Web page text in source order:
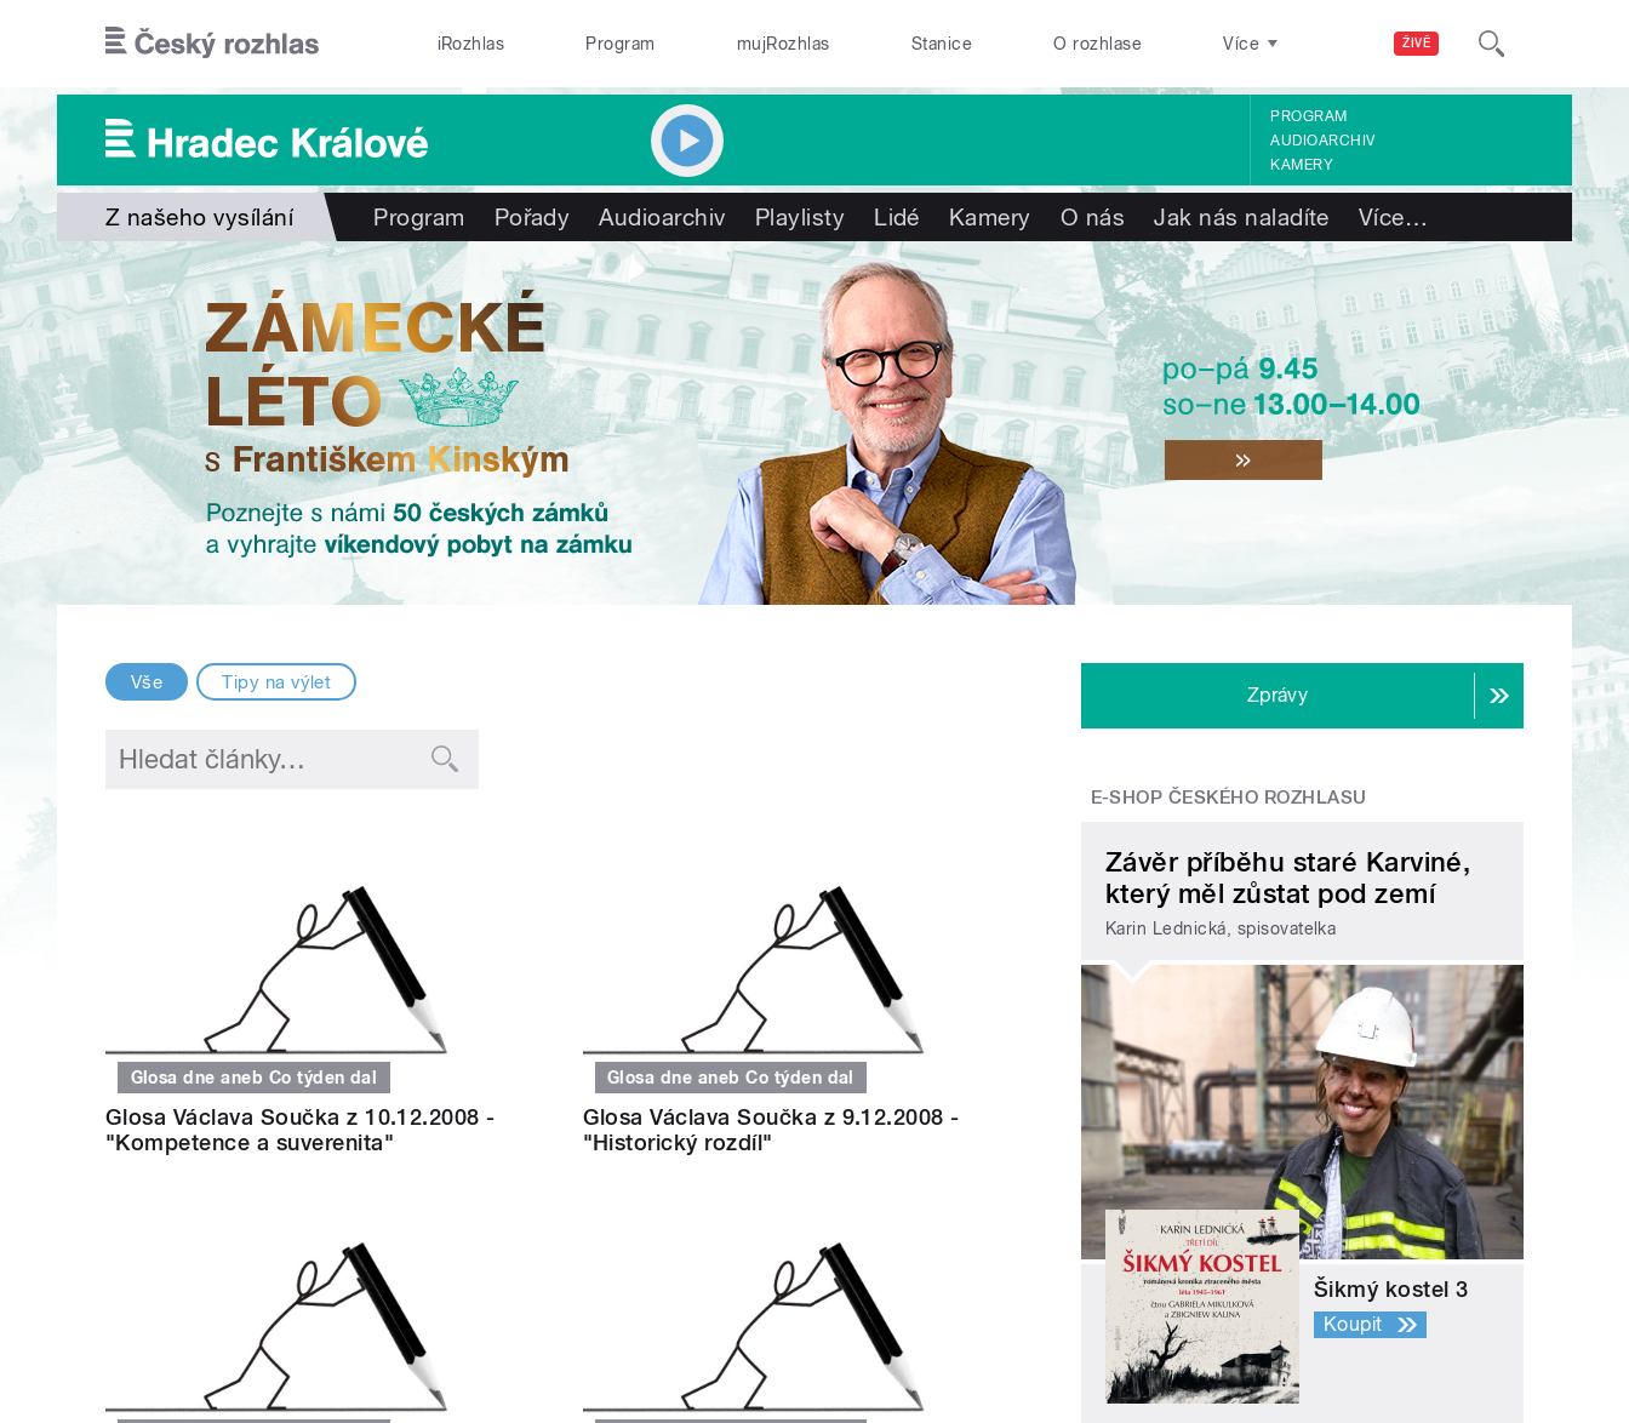
ŽIVĚ
iRozhlas Program mujRozhlas Stanice O rozhlase Více
PROGRAM
AUDIOARCHIV
KAMERY
Z našeho vysílání Program Pořady Audioarchiv Playlisty Lidé Kamery O nás Jak nás naladíte Více…
Vše Tipy na výlet
Glosa dne aneb Co týden dal
Glosa Václava Součka z 10.12.2008 -
"Kompetence a suverenita"
Glosa dne aneb Co týden dal
Glosa Václava Součka z 9.12.2008 -
"Historický rozdíl"
Zprávy
E-SHOP ČESKÉHO ROZHLASU
Závěr příběhu staré Karviné,
který měl zůstat pod zemí
Karin Lednická, spisovatelka
Šikmý kostel 3
Koupit